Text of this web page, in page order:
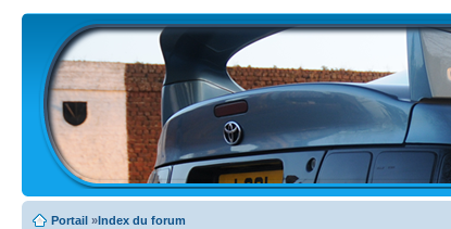
Portail »Index du forum